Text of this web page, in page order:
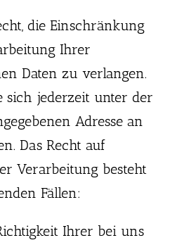
die Einschränkung
Ihrer
Daten zu verlangen.
sich jederzeit unter der
Adresse an
Das Recht auf
Verarbeitung besteht
Fällen:
Ihrer bei uns